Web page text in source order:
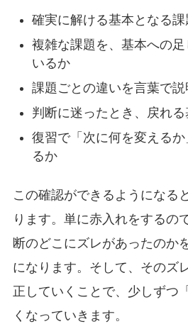
確実に解ける基本となる
複雑な課題を、基本への
いるか
課題ごとの違いを言葉で
判断に迷ったとき、戻れ
復習で「次に何を変える
るか
この確認ができるようになる
ります。単に赤入れをするの
断のどこにズレがあったのか
になります。そして、そのズ
正していくことで、少しずつ
くなっていきます。